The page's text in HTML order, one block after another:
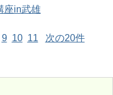
座in武雄
9 10 11 次の20件